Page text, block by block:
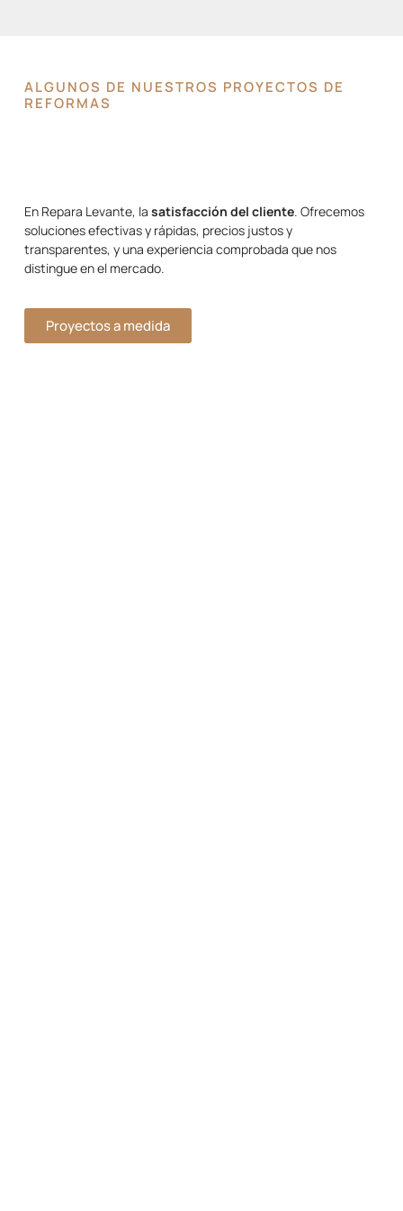
ALGUNOS DE NUESTROS PROYECTOS DE
REFORMAS
En Repara Levante, la satisfacción del cliente. Ofrecemos
soluciones efectivas y rápidas, precios justos y
transparentes, y una experiencia comprobada que nos
distingue en el mercado.
Proyectos a medida